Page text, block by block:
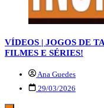
VÍDEOS | JOGOS DE
FILMES E SÉRIES!
Ana Guedes
29/03/2026